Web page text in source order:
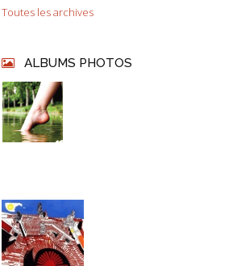
Toutes les archives
ALBUMS PHOTOS